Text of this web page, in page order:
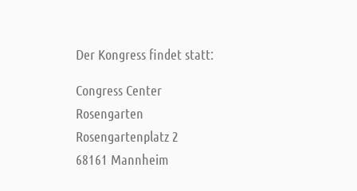
Der Kongress findet statt:
Congress Center
Rosengarten
Rosengartenplatz 2
68161 Mannheim